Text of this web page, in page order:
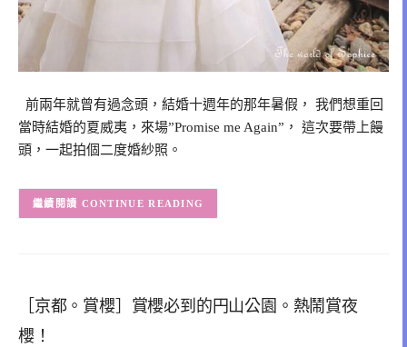
前兩年就曾有過念頭，結婚十週年的那年暑假， 我們想重回
當時結婚的夏威夷，來場”Promise me Again”， 這次要帶上饅
頭，一起拍個二度婚紗照。
CONTINUE READING
［京都。賞櫻］賞櫻必到的円山公園。熱鬧賞夜
櫻！